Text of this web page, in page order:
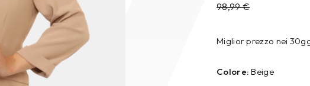
98,99€
Miglior prezzo nei
Colore: Beige